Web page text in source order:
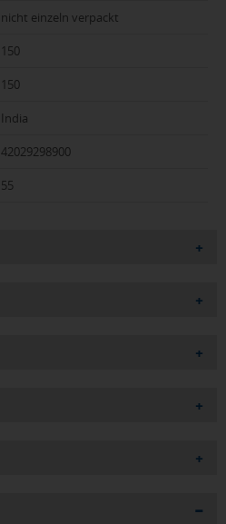
nicht einzeln verpackt
150
150
India
42029298900
55